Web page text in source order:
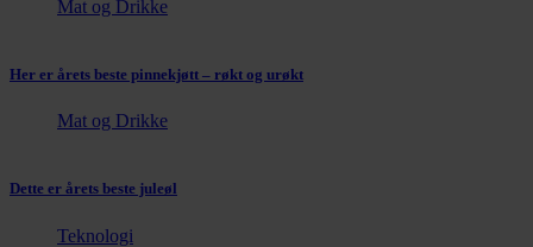
Mat og Drikke
Her er årets beste pinnekjøtt – røkt og urøkt
Mat og Drikke
Dette er årets beste juleøl
Teknologi